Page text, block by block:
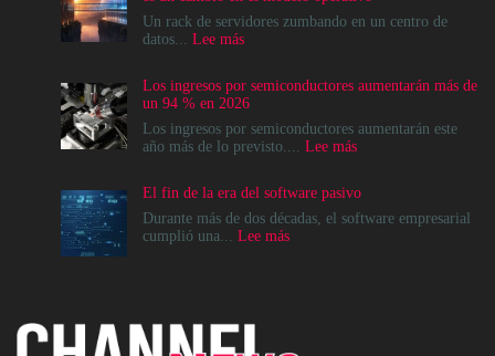
Un rack de servidores zumbando en un centro de
datos... Lee más:
del
Data
Center
no
destino,
es
un
operativo
Los ingresos por semiconductores aumentarán más de
un 94 % en 2026
Los ingresos por semiconductores aumentarán este
año más de lo previsto.... Lee más:
por
semiconductores
El fin de la era del software pasivo
Durante más de dos décadas, el software empresarial
cumplió una... Lee más: